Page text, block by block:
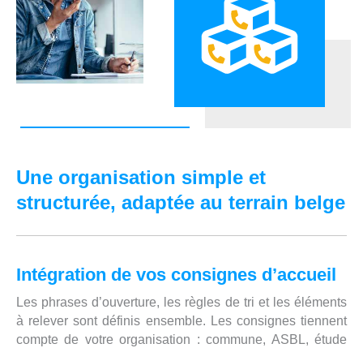
Une organisation simple et
structurée, adaptée au terrain belge
Intégration de vos consignes d’accueil
Les phrases d’ouverture, les règles de tri et les éléments
à relever sont définis ensemble. Les consignes tiennent
compte de votre organisation : commune, ASBL, étude